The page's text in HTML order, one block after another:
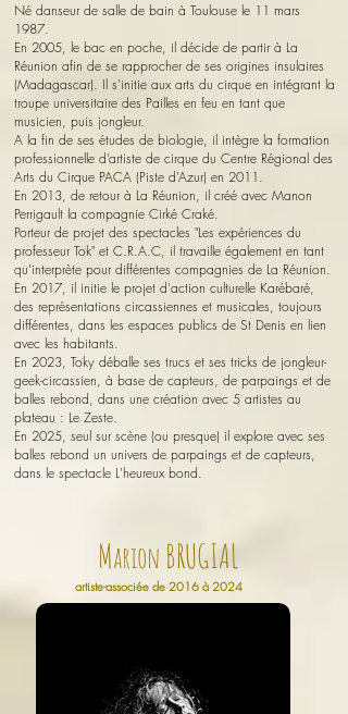
Né danseur de salle de bain à Toulouse le 11 mars
1987.
En 2005, le bac en poche, il décide de partir à La
Réunion afin de se rapprocher de ses origines insulaires
(Madagascar). Il s’initie aux arts du cirque en intégrant la
troupe universitaire des Pailles en feu en tant que
musicien, puis jongleur.
A la fin de ses études de biologie, il intègre la formation
professionnelle d’artiste de cirque du Centre Régional des
Arts du Cirque PACA (Piste d’Azur) en 2011.
En 2013, de retour à La Réunion, il créé avec Manon
Perrigault la compagnie Cirké Craké.
Porteur de projet des spectacles "Les expériences du
professeur Tok" et C.R.A.C, il travaille également en tant
qu’interprète pour différentes compagnies de La Réunion.
En 2017, il initie le projet d'action culturelle Karébaré,
des représentations circassiennes et musicales, toujours
différentes, dans les espaces publics de St Denis en lien
avec les habitants.
En 2023, Toky déballe ses trucs et ses tricks de jongleur-
geek-circassien, à base de capteurs, de parpaings et de
balles rebond, dans une création avec 5 artistes au
plateau : Le Zeste.
En 2025, seul sur scène (ou presque) il explore avec ses
balles rebond un univers de parpaings et de capteurs,
dans le spectacle L'heureux bond.
Marion BRUGIAL
artiste-associée de 2016 à 2024